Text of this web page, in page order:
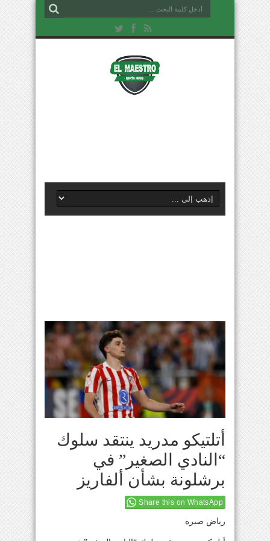
أتلتيكو مدريد ينتقد سلوك
“النادي الصغير” في
برشلونة بشأن ألفاريز
Share this on WhatsApp
رياض صبره